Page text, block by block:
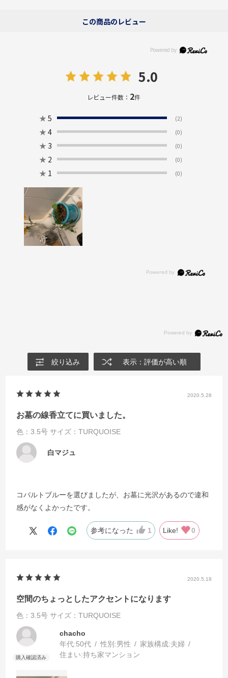
この商品のレビュー
5.0
レビュー件数： 2件
★ 5 (2)
★ 4 (0)
★ 3 (0)
★ 2 (0)
★ 1 (0)
絞り込み 表示：評価が高い順
2020.5.28
お墓の線香立てに買いました。
色：3.5号 サイズ：TURQUOISE
白マジュ
コバルトブルーを選びましたが、お墓に光沢があるので違和
感がなくよかったです。
参考になった 1 Like! 0
2020.5.18
空間のちょっとしたアクセントになります
色：3.5号 サイズ：TURQUOISE
chacho
年代:50代 性別:男性 家族構成:夫婦
住まい:持ち家マンション